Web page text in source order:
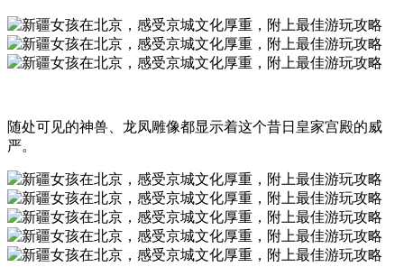
随处可见的神兽、龙凤雕像都显示着这个昔日皇家宫殿的威
严。